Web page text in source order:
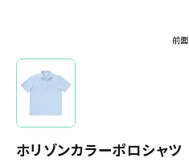
前面
ホリゾンカラーポロシャツ